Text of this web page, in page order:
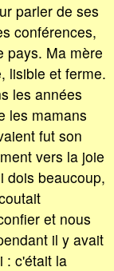
parler de ses
conférences,
pays. Ma mère
lisible et ferme.
les années
les mamans
fut son
vers la joie
dois beaucoup,
et nous
il y avait
: c'était la